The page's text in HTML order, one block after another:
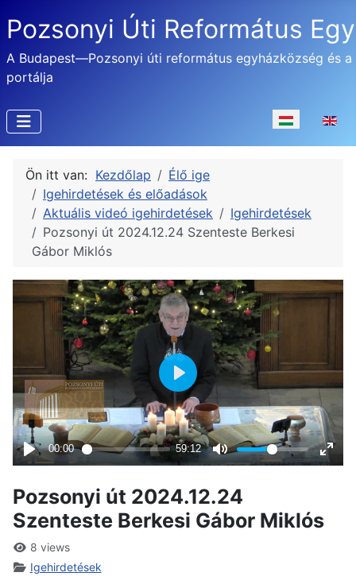
Pozsonyi Úti Református
A Budapest—Pozsonyi úti református egyházközség és a
portálja
Válasszon
Ön itt van: Kezdőlap
Élő ige
Igehirdetések és előadások
Aktuális videó igehirdetések
Igehirdetések
Pozsonyi út 2024.12.24 Szenteste Berkesi
Gábor Miklós
Pozsonyi út 2024.12.24
Szenteste Berkesi Gábor Miklós
8 views
Igehirdetések